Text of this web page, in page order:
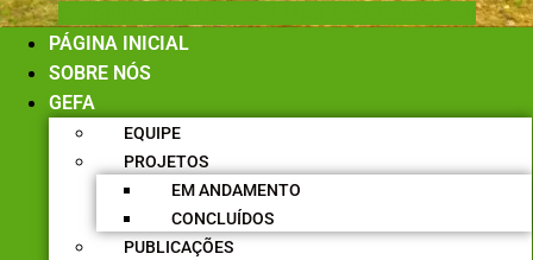
Shopping-cart
PÁGINA INICIAL
SOBRE NÓS
GEFA
EQUIPE
PROJETOS
EM ANDAMENTO
CONCLUÍDOS
PUBLICAÇÕES